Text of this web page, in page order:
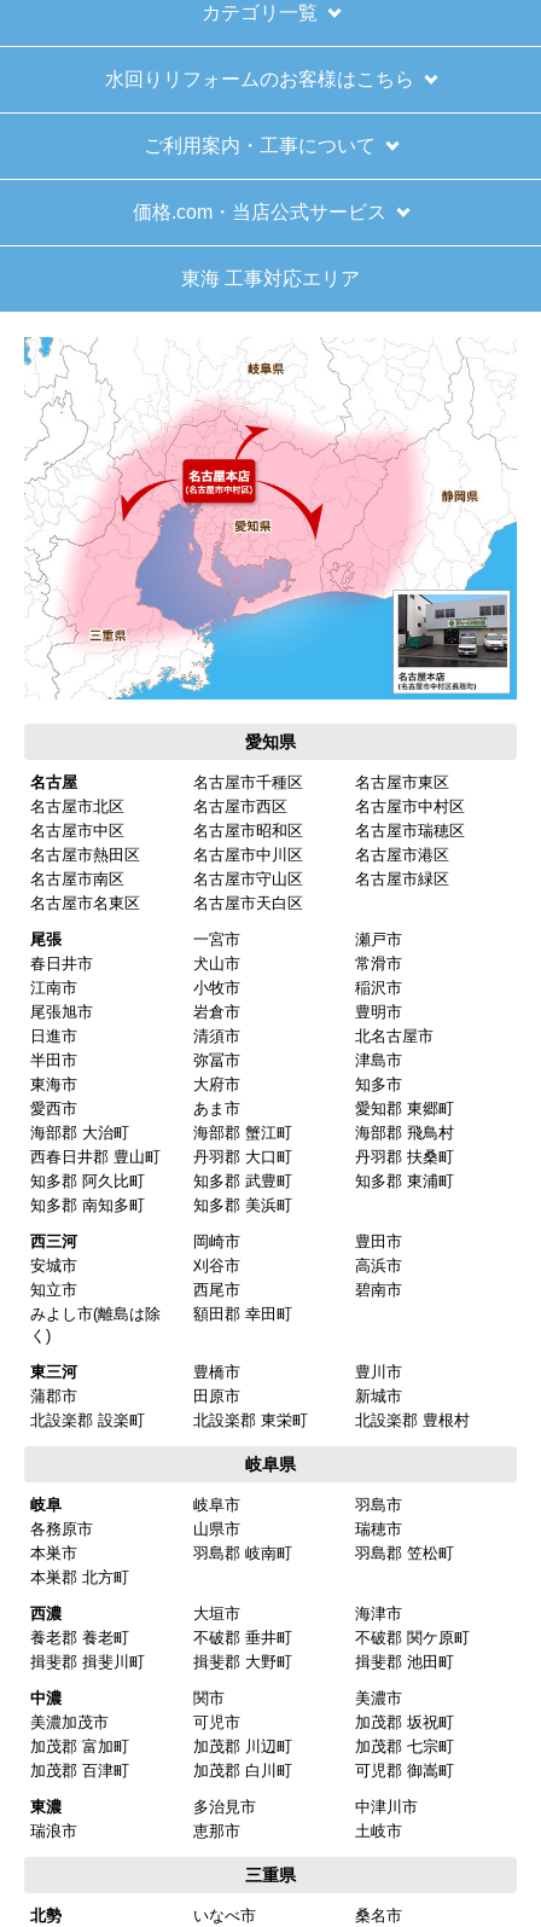
予定の期日までに商品が届きましたか？
はい
【注文商品】給湯器 【注文時期】2025
年11月頃（モバイルから）
【このショップを選んだ理由は？】
キッチン混合栓に続いて2回目の利用です。価格が
リーズナブルで、HPの構成から見てしっかりして
いる会社だなと思っていたので再度利用。やはり
期待通りにきちんと対応してもらえました。
【注文からどのくらいで届きましたか？】
工事日を自分から発注の2週間先にしていたので、
遅れることもなく予定通りに工事前に到着。
【その他感想・コメント】
保証書に添付する工事店の証明もきちんと対応し
次に何か交換タイミングが来たら、一番の候補先
業者さんです。
ピングーヒサコさん
2025年10月30日 14:53
欲しい商品をスムーズに注文できましたか？
ショップからの連絡や対応は適切でしたか？
予定の期日までに商品が届きましたか？
商品の梱包は必要十分なものでしたか？
はい
【注文商品】換気扇・レンジフー
【このショップを選んだ理由は？】
た
【注文からどのくらいで届きましたか？】
【その他感想・コメント】
マークレさん
2025年10月10日 21:04
欲しい商品をスムーズに注文できましたか？
ショップからの連絡や対応は適切でしたか？
カテゴリ一覧
水回りリフォームのお客様はこちら
ご利用案内・工事について
価格.com・当店公式サービス
東海 工事対応エリア
愛知県
名古屋 名古屋市千種区
名古屋市東区
名古屋市北区
名古屋市西区
名古屋市中村区
名古屋市中区
名古屋市昭和区
名古屋市瑞穂区
名古屋市熱田区
名古屋市中川区
名古屋市港区
名古屋市南区
名古屋市守山区
名古屋市緑区
名古屋市名東区
名古屋市天白区
尾張
一宮市
瀬戸市
春日井市
犬山市
常滑市
江南市
小牧市
稲沢市
尾張旭市
岩倉市
豊明市
日進市
清須市
北名古屋市
半田市
弥冨市
津島市
東海市
大府市
知多市
愛西市
あま市
愛知郡 東郷町
海部郡 大治町
海部郡 蟹江町
海部郡 飛鳥村
西春日井郡 豊山町
丹羽郡 大口町
丹羽郡 扶桑町
知多郡 阿久比町
知多郡 武豊町
知多郡 東浦町
知多郡 南知多町
知多郡 美浜町
西三河
岡崎市
豊田市
安城市
刈谷市
高浜市
知立市
西尾市
碧南市
みよし市(離島は除
く)
額田郡 幸田町
東三河 豊橋市
豊川市
蒲郡市
田原市
新城市
北設楽郡 設楽町
北設楽郡 東栄町 北設楽郡 豊根村
岐阜県
岐阜 岐阜市
羽島市
各務原市
山県市
瑞穂市
本巣市
羽島郡 岐南町
羽島郡 笠松町
本巣郡 北方町
西濃
大垣市
海津市
養老郡 養老町
不破郡 垂井町
不破郡 関ケ原町
揖斐郡 揖斐川町
揖斐郡 大野町
揖斐郡 池田町
中濃
関市
美濃市
美濃加茂市
可児市
加茂郡 坂祝町
加茂郡 富加町
加茂郡 川辺町
加茂郡 七宗町
加茂郡 百津町
加茂郡 白川町
可児郡 御嵩町
東濃
多治見市
中津川市
瑞浪市
恵那市 土岐市
三重県
北勢 いなべ市
桑名市